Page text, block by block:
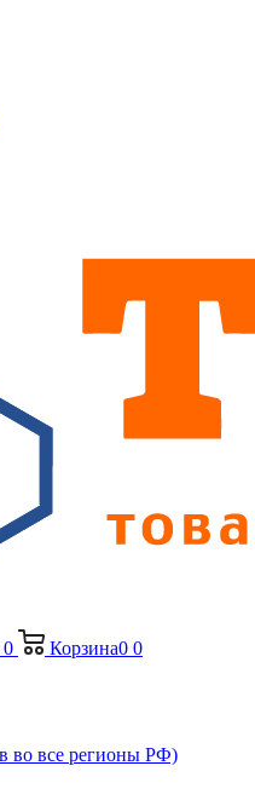
0 Корзина0 0
во все регионы РФ)